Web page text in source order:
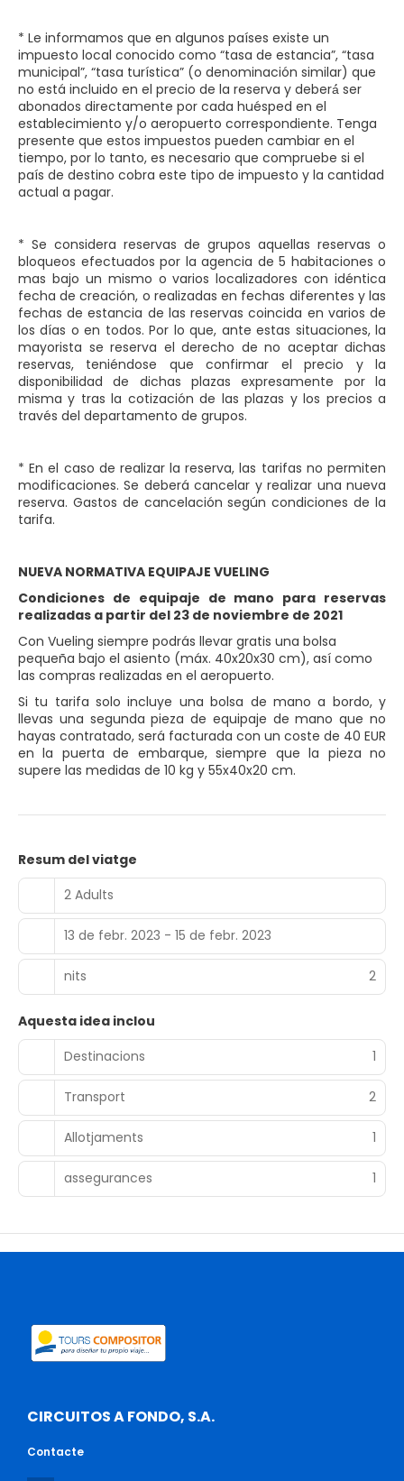
* Le informamos que en algunos países existe un
impuesto local conocido como “tasa de estancia”, “tasa
municipal”, “tasa turística” (o denominación similar) que
no está incluido en el precio de la reserva y deberá́ ser
abonados directamente por cada huésped en el
establecimiento y/o aeropuerto correspondiente. Tenga
presente que estos impuestos pueden cambiar en el
tiempo, por lo tanto, es necesario que compruebe si el
país de destino cobra este tipo de impuesto y la cantidad
actual a pagar.
* Se considera reservas de grupos aquellas reservas o
bloqueos efectuados por la agencia de 5 habitaciones o
mas bajo un mismo o varios localizadores con idéntica
fecha de creación, o realizadas en fechas diferentes y las
fechas de estancia de las reservas coincida en varios de
los días o en todos. Por lo que, ante estas situaciones, la
mayorista se reserva el derecho de no aceptar dichas
reservas, teniéndose que confirmar el precio y la
disponibilidad de dichas plazas expresamente por la
misma y tras la cotización de las plazas y los precios a
través del departamento de grupos.
* En el caso de realizar la reserva, las tarifas no permiten
modificaciones. Se deberá cancelar y realizar una nueva
reserva. Gastos de cancelación según condiciones de la
tarifa.
NUEVA NORMATIVA EQUIPAJE VUELING
Condiciones de equipaje de mano para reservas
realizadas a partir del 23 de noviembre de 2021
Con Vueling siempre podrás llevar gratis una bolsa
pequeña bajo el asiento (máx. 40x20x30 cm), así como
las compras realizadas en el aeropuerto.
Si tu tarifa solo incluye una bolsa de mano a bordo, y
llevas una segunda pieza de equipaje de mano que no
hayas contratado, será facturada con un coste de 40 EUR
en la puerta de embarque, siempre que la pieza no
supere las medidas de 10 kg y 55x40x20 cm.
Resum del viatge
2 Adults
13 de febr. 2023 - 15 de febr. 2023
nits 2
Aquesta idea inclou
Destinacions
1
Transport 2
Allotjaments 1
assegurances 1
CIRCUITOS A FONDO, S.A.
Contacte